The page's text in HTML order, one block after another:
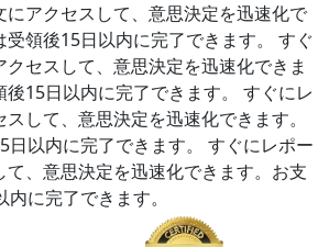
にアクセスして、意思決定を迅速化で
領後15日以内に完了できます。
すぐ
セスして、意思決定を迅速化できま
15日以内に完了できます。
すぐにレ
して、意思決定を迅速化できます。
以内に完了できます。
すぐにレポー
て、意思決定を迅速化できます。お支
に完了できます。